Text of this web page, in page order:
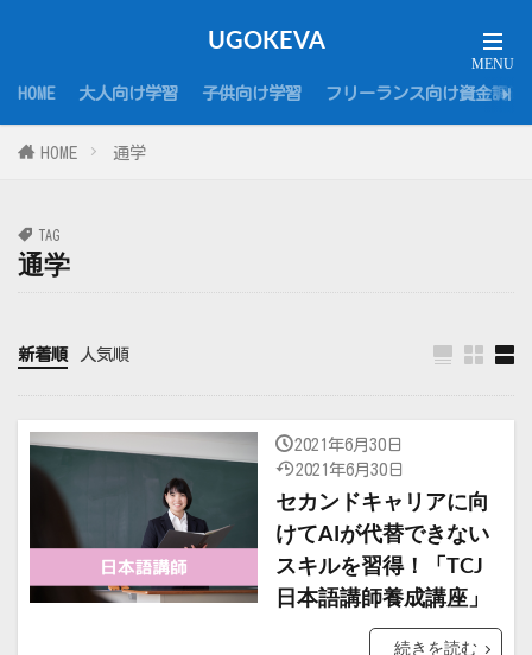
UGOKEVA
HOME 大人向け学習 子供向け学習 フリーランス向け資金調達
HOME 通学
TAG
通学
新着順 人気順
2021年6月30日
2021年6月30日
セカンドキャリアに向
けてAIが代替できない
スキルを習得！「TCJ
日本語講師養成講座」
続きを読む